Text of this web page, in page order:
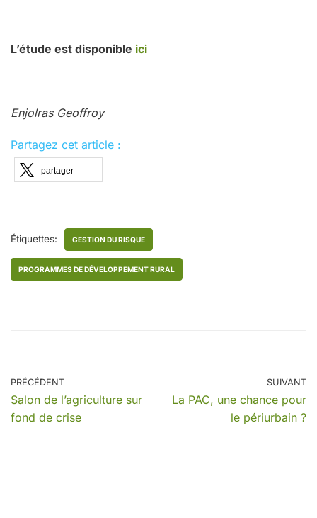
L’étude est disponible ici
Enjolras Geoffroy
Partagez cet article :
partager
Étiquettes: GESTION DU RISQUE
PROGRAMMES DE DÉVELOPPEMENT RURAL
PRÉCÉDENT
Salon de l’agriculture sur
fond de crise
SUIVANT
La PAC, une chance pour
le périurbain ?